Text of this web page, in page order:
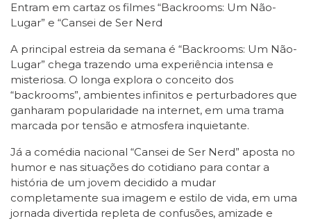
Entram em cartaz os filmes “Backrooms: Um Não-
Lugar” e “Cansei de Ser Nerd
A principal estreia da semana é “Backrooms: Um Não-
Lugar” chega trazendo uma experiência intensa e
misteriosa. O longa explora o conceito dos
“backrooms”, ambientes infinitos e perturbadores que
ganharam popularidade na internet, em uma trama
marcada por tensão e atmosfera inquietante.
Já a comédia nacional “Cansei de Ser Nerd” aposta no
humor e nas situações do cotidiano para contar a
história de um jovem decidido a mudar
completamente sua imagem e estilo de vida, em uma
jornada divertida repleta de confusões, amizade e